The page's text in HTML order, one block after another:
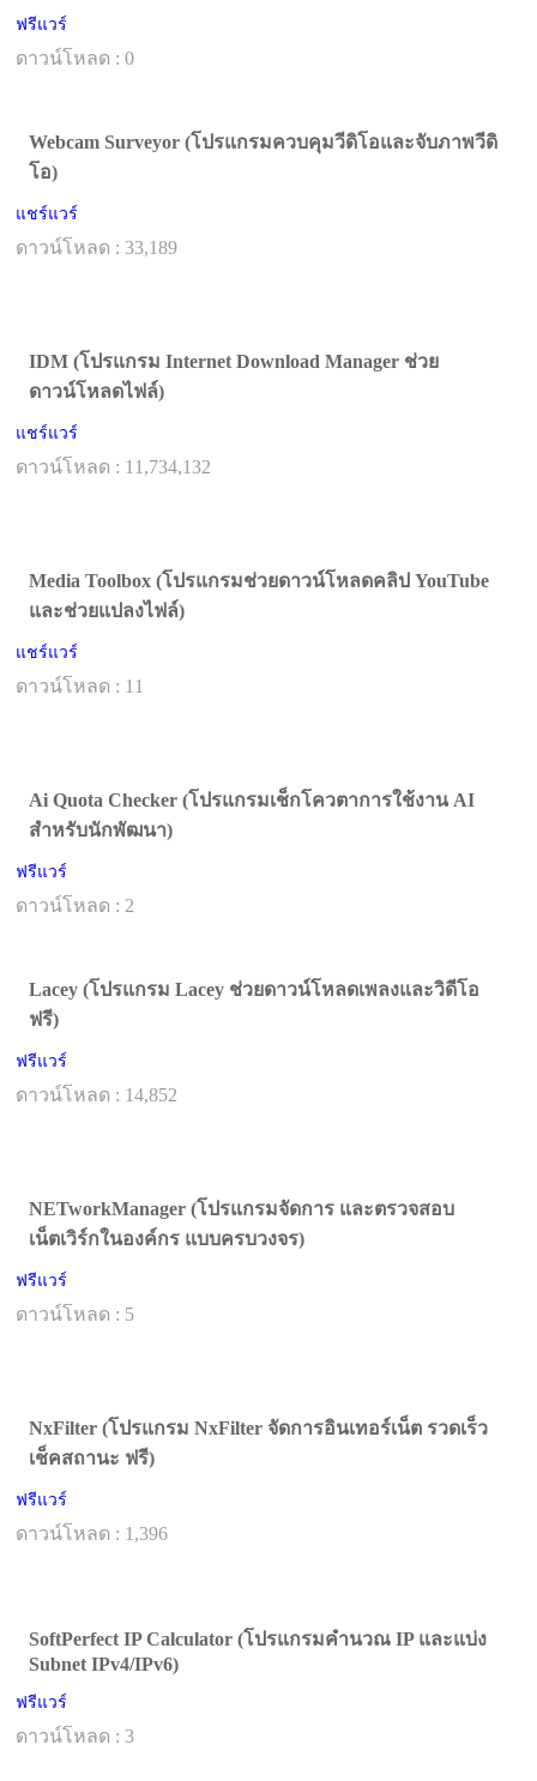
ฟรีแวร์
ดาวน์โหลด : 0
Webcam Surveyor (โปรแกรมควบคุมวีดิโอและจับภาพวีดิ
โอ)
แชร์แวร์
ดาวน์โหลด : 33,189
IDM (โปรแกรม Internet Download Manager ช่วย
ดาวน์โหลดไฟล์)
แชร์แวร์
ดาวน์โหลด : 11,734,132
Media Toolbox (โปรแกรมช่วยดาวน์โหลดคลิป YouTube
และช่วยแปลงไฟล์)
แชร์แวร์
ดาวน์โหลด : 11
Ai Quota Checker (โปรแกรมเช็กโควตาการใช้งาน AI
สำหรับนักพัฒนา)
ฟรีแวร์
ดาวน์โหลด : 2
Lacey (โปรแกรม Lacey ช่วยดาวน์โหลดเพลงและวิดีโอ
ฟรี)
ฟรีแวร์
ดาวน์โหลด : 14,852
NETworkManager (โปรแกรมจัดการ และตรวจสอบ
เน็ตเวิร์กในองค์กร แบบครบวงจร)
ฟรีแวร์
ดาวน์โหลด : 5
NxFilter (โปรแกรม NxFilter จัดการอินเทอร์เน็ต รวดเร็ว
เช็คสถานะ ฟรี)
ฟรีแวร์
ดาวน์โหลด : 1,396
SoftPerfect IP Calculator (โปรแกรมคำนวณ IP และแบ่ง
Subnet IPv4/IPv6)
ฟรีแวร์
ดาวน์โหลด : 3